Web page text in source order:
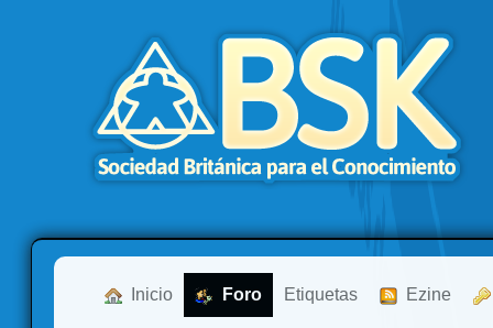
Inicio Foro Etiquetas Ezine